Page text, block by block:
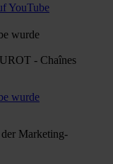
YouTube
wurde
- Chaînes
wurde
Marketing-